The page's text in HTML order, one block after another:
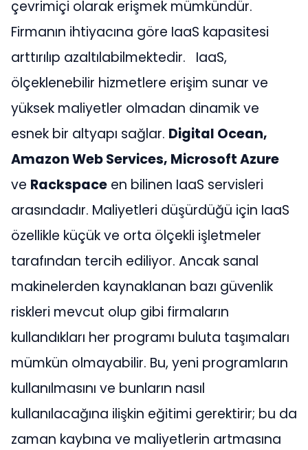
çevrimiçi olarak erişmek mümkündür.
Firmanın ihtiyacına göre IaaS kapasitesi
arttırılıp azaltılabilmektedir.
IaaS,
ölçeklenebilir hizmetlere erişim sunar ve
yüksek maliyetler olmadan dinamik ve
esnek bir altyapı sağlar. Digital Ocean,
Amazon Web Services, Microsoft Azure
ve Rackspace en bilinen IaaS servisleri
arasındadır. Maliyetleri düşürdüğü için IaaS
özellikle küçük ve orta ölçekli işletmeler
tarafından tercih ediliyor. Ancak sanal
makinelerden kaynaklanan bazı güvenlik
riskleri mevcut olup gibi firmaların
kullandıkları her programı buluta taşımaları
mümkün olmayabilir. Bu, yeni programların
kullanılmasını ve bunların nasıl
kullanılacağına ilişkin eğitimi gerektirir; bu da
zaman kaybına ve maliyetlerin artmasına